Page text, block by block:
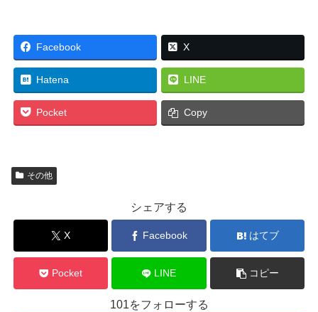
Facebook X
Hatena LINE
Pocket Copy
その他
シェアする
X Facebook はてブ
Pocket LINE コピー
101をフォローする